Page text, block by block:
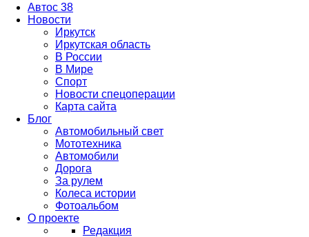
Автос 38
Новости
Иркутск
Иркутская область
В России
В Мире
Спорт
Новости спецоперации
Карта сайта
Блог
Автомобильный свет
Мототехника
Автомобили
Дорога
За рулем
Колеса истории
Фотоальбом
О проекте
Редакция